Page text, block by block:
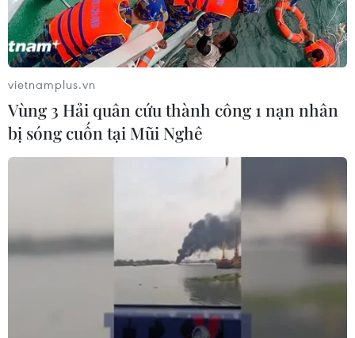
vietnamplus.vn
Vùng 3 Hải quân cứu thành công 1 nạn nhân
bị sóng cuốn tại Mũi Nghê